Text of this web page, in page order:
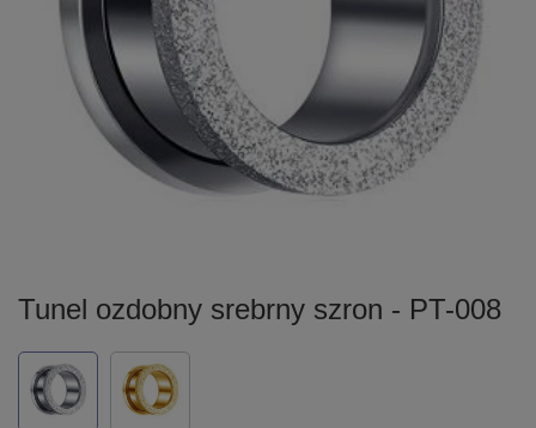
Tunel ozdobny srebrny szron - PT-008